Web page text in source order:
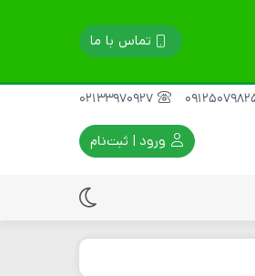
تماس با ما